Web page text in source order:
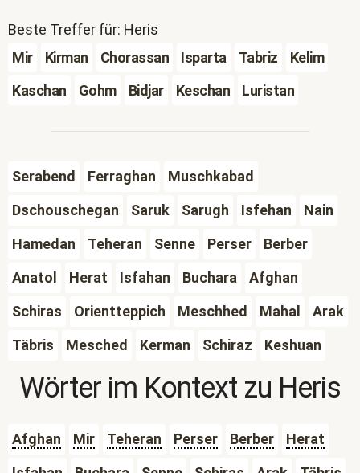
Beste Treffer für: Heris
Mir
Kirman Chorassan Isparta Tabriz
Kelim
Kaschan
Gohm Bidjar Keschan Luristan
Serabend Ferraghan
Muschkabad
Dschouschegan
Saruk Sarugh Isfehan
Nain
Hamedan
Teheran Senne Perser
Berber
Anatol
Herat Isfahan Buchara
Afghan
Schiras
Orientteppich Meschhed Mahal
Arak
Täbris
Mesched Kerman Schiraz Keshuan
Wörter im Kontext zu Heris
Afghan Mir Teheran Perser Berber
Herat